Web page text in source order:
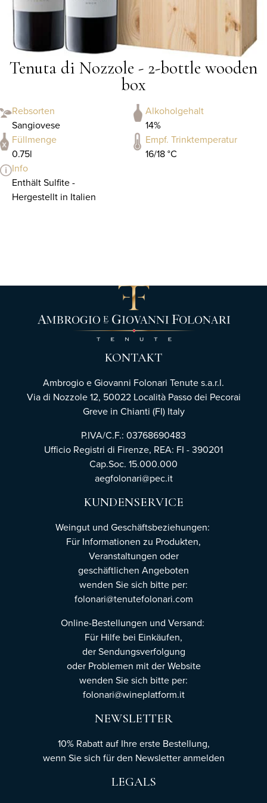
Tenuta di Nozzole - 2-bottle wooden
box
Rebsorten
Sangiovese
Alkoholgehalt
14%
Füllmenge
0.75l
Empf. Trinktemperatur
16/18 °C
Info
Enthält Sulfite -
Hergestellt in Italien
KONTAKT
Ambrogio e Giovanni Folonari Tenute s.a.r.l.
Via di Nozzole 12, 50022 Località Passo dei Pecorai
Greve in Chianti (FI) Italy
P.IVA/C.F.: 03768690483
Ufficio Registri di Firenze, REA: FI - 390201
Cap.Soc. 15.000.000
aegfolonari@pec.it
KUNDENSERVICE
Weingut und Geschäftsbeziehungen:
Für Informationen zu Produkten,
Veranstaltungen oder
geschäftlichen Angeboten
wenden Sie sich bitte per:
folonari@tenutefolonari.com
Online-Bestellungen und Versand:
Für Hilfe bei Einkäufen,
der Sendungsverfolgung
oder Problemen mit der Website
wenden Sie sich bitte per:
folonari@wineplatform.it
NEWSLETTER
10% Rabatt auf Ihre erste Bestellung,
wenn Sie sich für den Newsletteranmelden
LEGALS